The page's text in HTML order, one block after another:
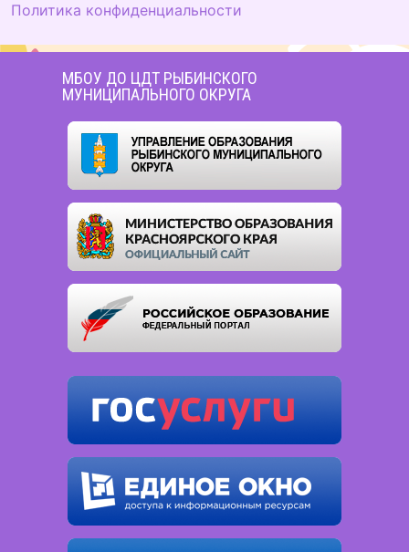
Политика конфиденциальности
МБОУ ДО ЦДТ РЫБИНСКОГО
МУНИЦИПАЛЬНОГО ОКРУГА